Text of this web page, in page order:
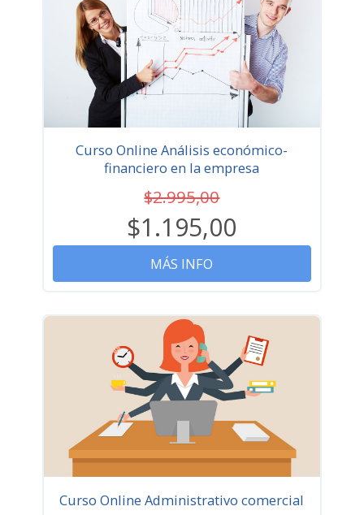
Curso Online Análisis económico-
financiero en la empresa
$2.995,00
$1.195,00
MÁS INFO
Curso Online Administrativo comercial